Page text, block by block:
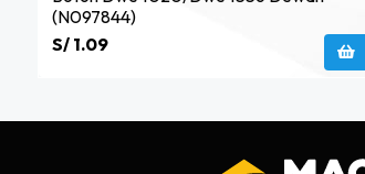
(n097844)
S/ 1.09